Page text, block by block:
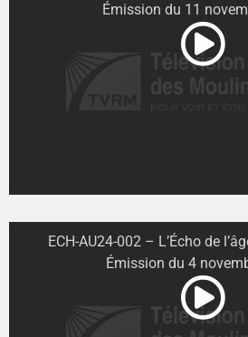
Émission du 11
ECH-AU24-002 – L’Écho de
Émission du 4